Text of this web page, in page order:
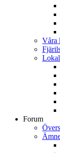
Våra
Forum